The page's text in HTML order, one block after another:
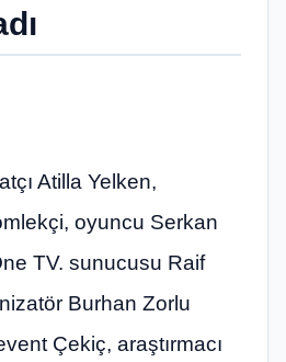
Atilla Yelken,
oyuncu Serkan
TV. sunucusu Raif
Burhan Zorlu
Çekiç, araştırmacı